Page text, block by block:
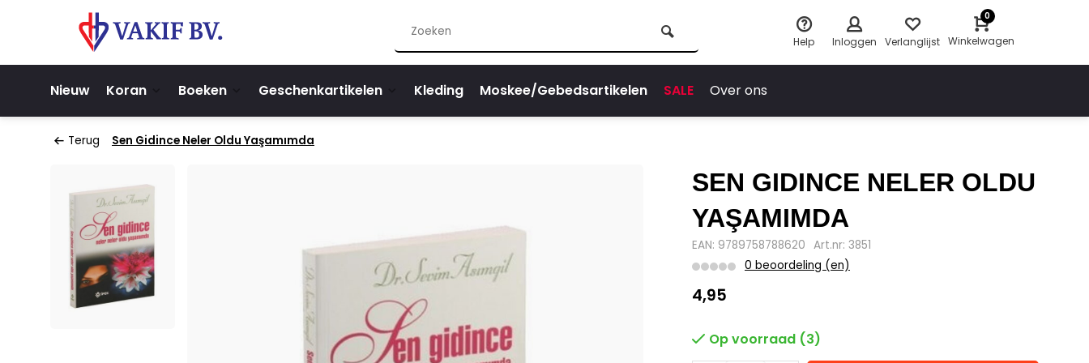
Help Inloggen Verlanglijst
0
Winkelwagen
Nieuw Koran Boeken Geschenkartikelen Kleding Moskee/Gebedsartikelen SALE Over ons
Terug Sen Gidince Neler Oldu Yaşamımda
SEN GIDINCE NELER OLDU
YAŞAMIMDA
EAN: 9789758788620 Art.nr: 3851
0 beoordeling (en)
4,95
Op voorraad (3)